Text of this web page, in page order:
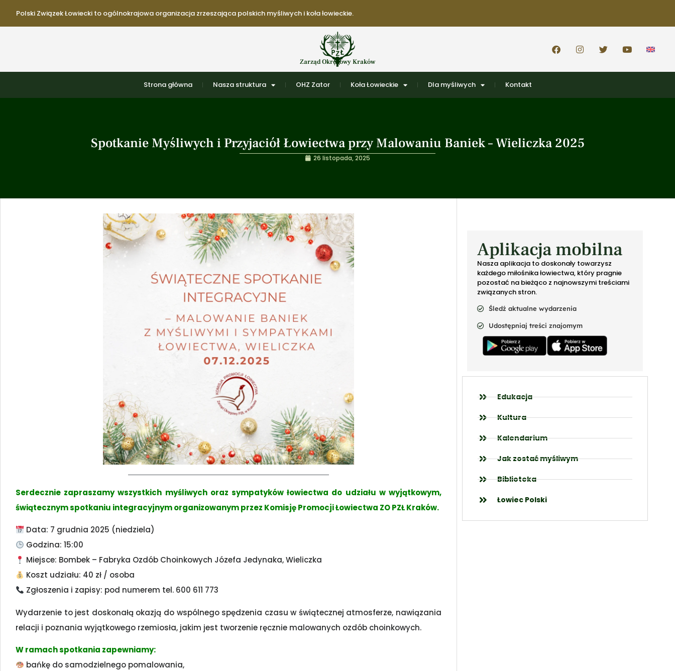
Polski Związek Łowiecki to ogólnokrajowa organizacja zrzeszająca polskich myśliwych i koła łowieckie.
Zarząd Okręgowy Kraków
Strona główna Nasza struktura OHZ Zator Koła Łowieckie Dla myśliwych Kontakt
Spotkanie Myśliwych i Przyjaciół Łowiectwa przy Malowaniu Baniek – Wieliczka 2025
26 listopada, 2025
Serdecznie zapraszamy wszystkich myśliwych oraz sympatyków łowiectwa do udziału w wyjątkowym,
świątecznym spotkaniu integracyjnym organizowanym przez Komisję Promocji Łowiectwa ZO PZŁ Kraków.
Data: 7 grudnia 2025 (niedziela)
Godzina: 15:00
Miejsce: Bombek – Fabryka Ozdób Choinkowych Józefa Jedynaka, Wieliczka
Koszt udziału: 40 zł / osoba
Zgłoszenia i zapisy: pod numerem tel. 600 611 773
Wydarzenie to jest doskonałą okazją do wspólnego spędzenia czasu w świątecznej atmosferze, nawiązania
relacji i poznania wyjątkowego rzemiosła, jakim jest tworzenie ręcznie malowanych ozdób choinkowych.
W ramach spotkania zapewniamy:
bańkę do samodzielnego pomalowania,
Aplikacja mobilna
Nasza aplikacja to doskonały towarzysz
każdego miłośnika łowiectwa, który pragnie
pozostać na bieżąco z najnowszymi treściami
związanych stron.
Śledź aktualne wydarzenia
Udostępniaj treści znajomym
Edukacja
Kultura
Kalendarium
Jak zostać myśliwym
Biblioteka
Łowiec Polski